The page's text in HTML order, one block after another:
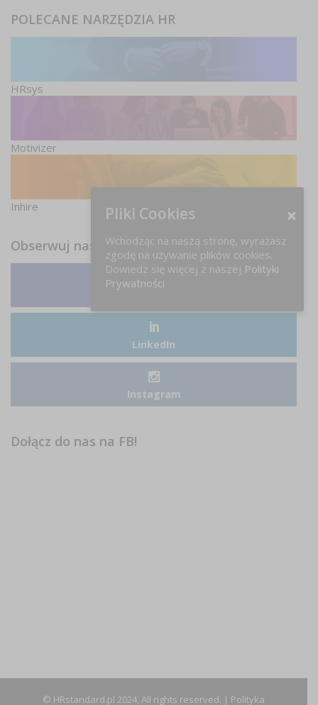
POLECANE NARZĘDZIA HR
HRsys
Motivizer
Inhire
Obserwuj nas
LinkedIn
Instagram
Dołącz do nas na FB!
© HRstandard.pl 2024, All rights reserved. | Polityka
Pliki Cookies
Wchodząc na naszą stronę, wyrażasz
zgodę na używanie plików cookies.
Dowiedz się więcej z naszej Polityki
Prywatności